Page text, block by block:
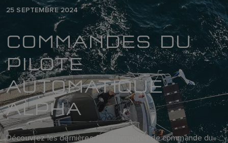
25 SEPTEMBRE 2024
COMMANDES DU
PILOTE
AUTOMATIQUE
ALPHA
Découvrez les dernières fonctionnalités de commande du